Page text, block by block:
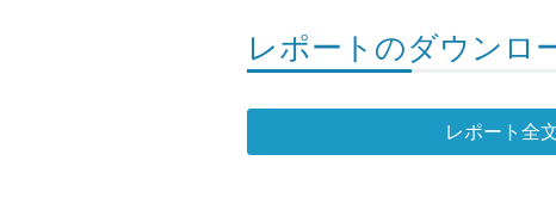
レポートのダウンロ
レポート全